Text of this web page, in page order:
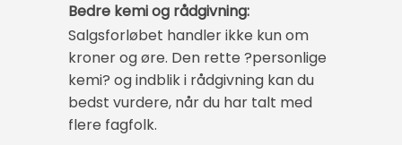
Bedre kemi og rådgivning:
Salgsforløbet handler ikke kun om
kroner og øre. Den rette ?personlige
kemi? og indblik i rådgivning kan du
bedst vurdere, når du har talt med
flere fagfolk.